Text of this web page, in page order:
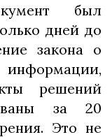
был
дней до
закона о
решений
за 20
Это не